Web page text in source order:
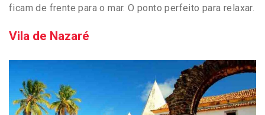
ficam de frente para o mar. O ponto perfeito para relaxar.
Vila de Nazaré